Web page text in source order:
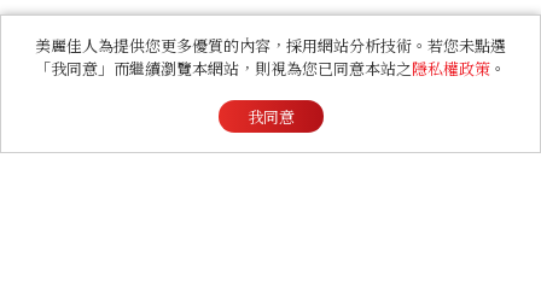
美麗佳人為提供您更多優質的內容，採用網站分析技術。若您未點選
「我同意」而繼續瀏覽本網站，則視為您已同意本站之隱私權政策 。
我同意